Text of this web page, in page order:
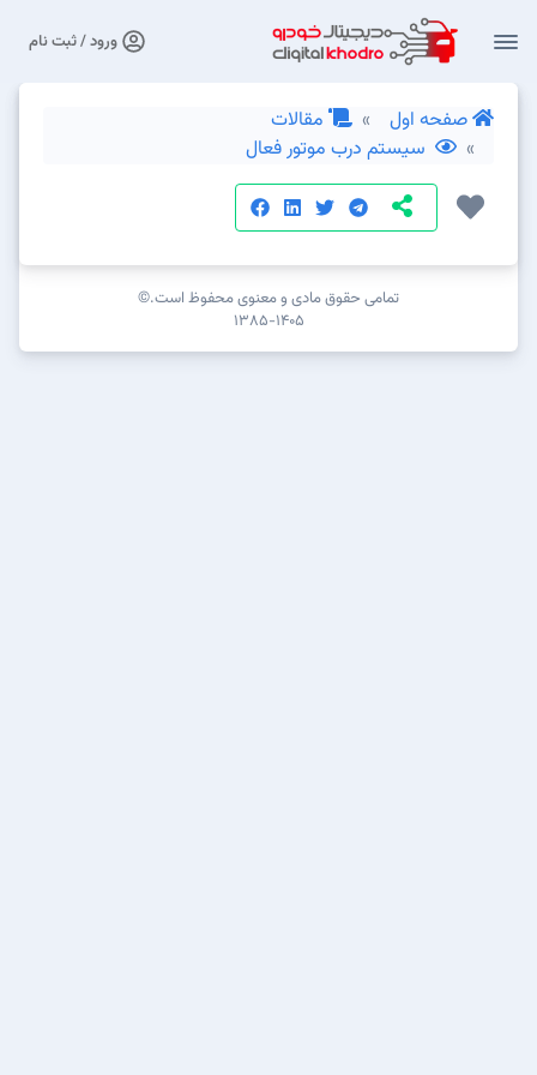
ورود / ثبت نام
صفحه اول
مقالات
سیستم درب موتور فعال
تمامی حقوق مادی و معنوی محفوظ است.©
۱۳۸۵-۱۴۰۵